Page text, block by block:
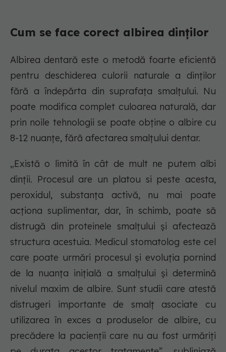
Cum se face corect albirea dinților
Albirea dentară este o metodă foarte eficientă
pentru deschiderea culorii naturale a dinților
fără a îndepărta din suprafața smalțului. Nu
poate modifica complet culoarea naturală, dar
prin noile tehnologii se poate obține o albire cu
8-12 nuanțe, fără afectarea smalțului dentar.
„Există o limită în cât de mult ne putem albi
dinții. Procesul are un platou si peste acesta,
peroxidul, substanța activă, nu mai poate
acționa suplimentar, dar, în schimb, poate să
distrugă din proteinele smalțului și afectează
structura acestuia. Medicul stomatolog este cel
care poate urmări procesul și evoluția pornind
de la nuanța inițială a smalțului și determină
nivelul maxim de albire. Sunt studii care atestă
distrugeri importante de smalț asociate cu
utilizarea în exces a produselor de albire, cu
precădere la pacienții care nu au fost urmăriți